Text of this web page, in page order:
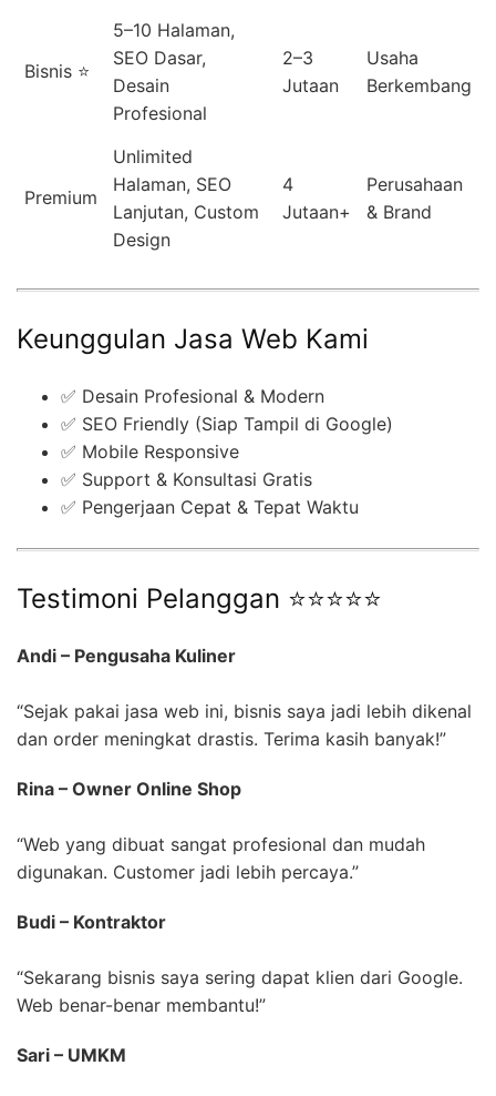
Bisnis ⭐
5–10 Halaman,
SEO Dasar,
Desain
Profesional
2–3
Jutaan
Usaha
Berkembang
Premium
Unlimited
Halaman, SEO
Lanjutan, Custom
Design
4
Jutaan+
Perusahaan
& Brand
Keunggulan Jasa Web Kami
✅ Desain Profesional & Modern
✅ SEO Friendly (Siap Tampil di Google)
✅ Mobile Responsive
✅ Support & Konsultasi Gratis
✅ Pengerjaan Cepat & Tepat Waktu
Testimoni Pelanggan ⭐⭐⭐⭐⭐
Andi – Pengusaha Kuliner
“Sejak pakai jasa web ini, bisnis saya jadi lebih dikenal
dan order meningkat drastis. Terima kasih banyak!”
Rina – Owner Online Shop
“Web yang dibuat sangat profesional dan mudah
digunakan. Customer jadi lebih percaya.”
Budi – Kontraktor
“Sekarang bisnis saya sering dapat klien dari Google.
Web benar-benar membantu!”
Sari – UMKM